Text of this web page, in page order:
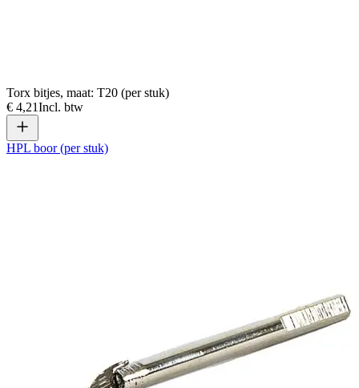
Torx bitjes, maat: T20 (per stuk)
€ 4,21Incl. btw
HPL boor (per stuk)